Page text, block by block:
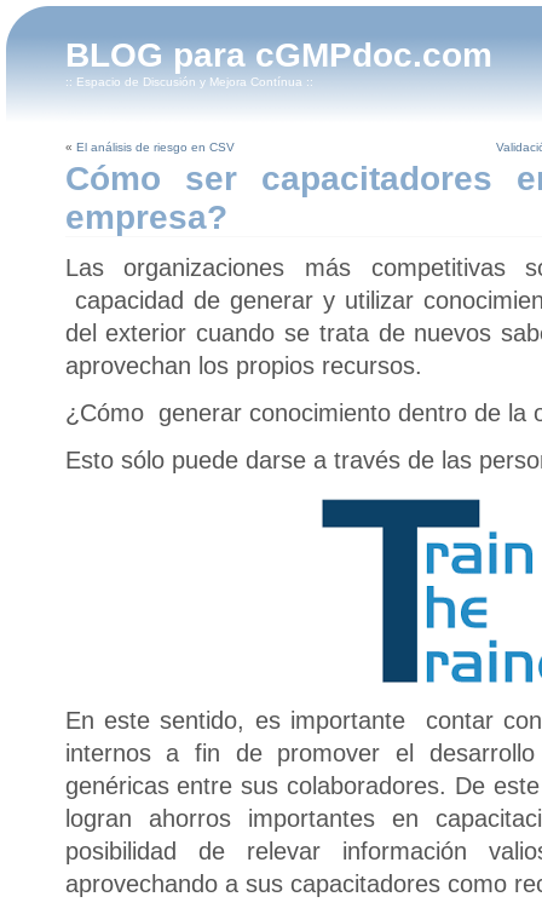
BLOG para cGMPdoc.com
:: Espacio de Discusión y Mejora Contínua ::
« El análisis de riesgo en CSV
Cómo ser capacitadores
empresa?
Las organizaciones más competitivas
capacidad de generar y utilizar
del exterior cuando se trata de nuevos
aprovechan los propios recursos.
¿Cómo generar conocimiento dentro de la
Esto sólo puede darse a través de las
En este sentido, es importante contar
internos a fin de promover el
genéricas entre sus colaboradores. De
logran ahorros importantes en
posibilidad de relevar información
aprovechando a sus capacitadores como